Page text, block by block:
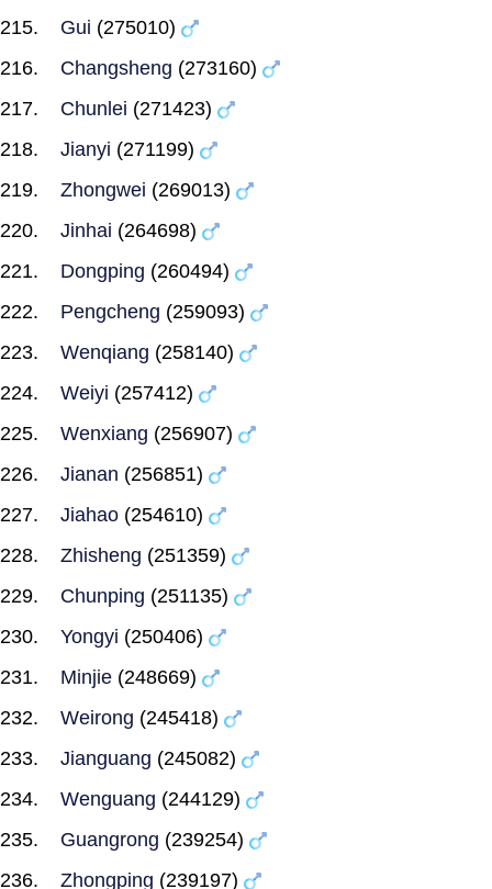
Gui (275010)
Changsheng (273160)
Chunlei (271423)
Jianyi (271199)
Zhongwei (269013)
Jinhai (264698)
Dongping (260494)
Pengcheng (259093)
Wenqiang (258140)
Weiyi (257412)
Wenxiang (256907)
Jianan (256851)
Jiahao (254610)
Zhisheng (251359)
Chunping (251135)
Yongyi (250406)
Minjie (248669)
Weirong (245418)
Jianguang (245082)
Wenguang (244129)
Guangrong (239254)
Zhongping (239197)